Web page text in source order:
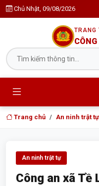
Chủ Nhật, 09/08/2026
TRANG
Trang chủ An ninh trật tự
An ninh trật tự
Công an xã Tề